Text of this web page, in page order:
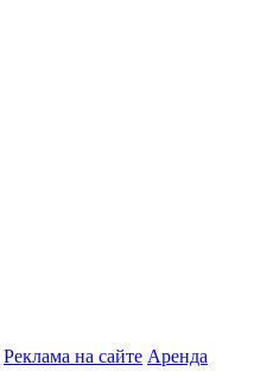
Реклама на сайте Аренда